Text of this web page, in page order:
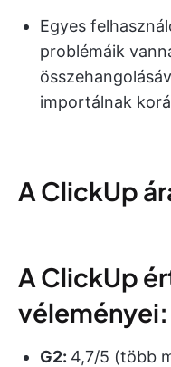
Egyes
problémáik
importálnak
A ClickUp
A ClickUp
véleményei:
G2: 4,7/5 (több